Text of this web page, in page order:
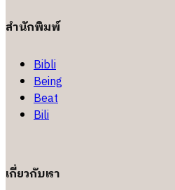
สำนักพิมพ์
Bibli
Being
Beat
Bili
เกี่ยวกับเรา